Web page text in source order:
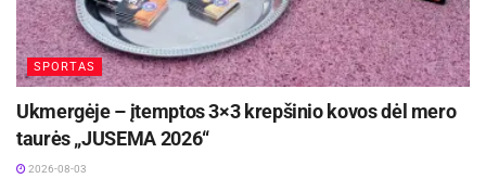
didinimo plėtros programą. Bendra projekto vertė
siekia daugiau kaip 18 mln. eurų.
Žymos: Kauno miesto savivaldybė
SPORTAS
Ukmergėje – įtemptos 3×3 krepšinio kovos dėl mero
taurės „JUSEMA 2026“
2026-08-03